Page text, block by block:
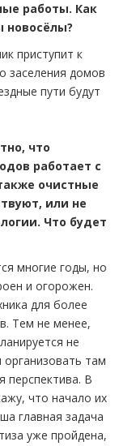
работы. Как
новосёлы?
приступит к
заселения домов
пути будут
что
работает с
очистные
или не
Что будет
многие годы, но
и огорожен.
для более
Тем не менее,
не
там
перспектива. В
что начало их
главная задача
уже пройдена,